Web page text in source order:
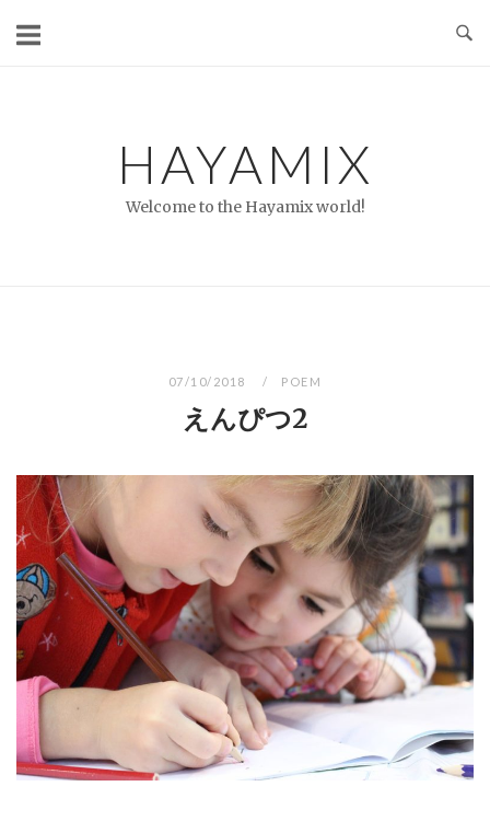
HAYAMIX
Welcome to the Hayamix world!
07/10/2018 POEM
えんぴつ2